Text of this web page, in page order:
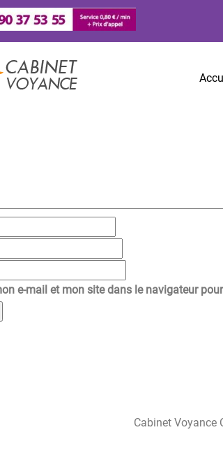
pas publiée. Les champs obligatoires
e-mail et mon site dans le navigateur
Cabinet Voyance